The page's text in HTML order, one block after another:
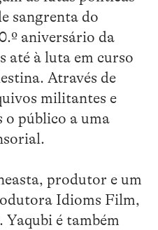
sangrenta do
aniversário da
até à luta em curso
Através de
militantes e
público a uma
produtor e um
Idioms Film,
Yaqubi é também